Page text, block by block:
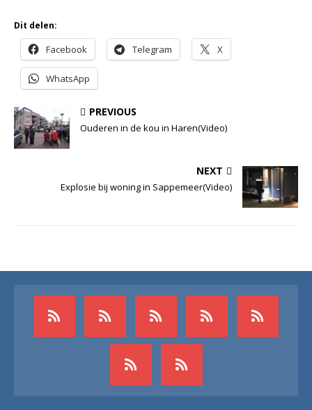
Dit delen:
Facebook Telegram X
WhatsApp
PREVIOUS
Ouderen in de kou in Haren(Video)
NEXT
Explosie bij woning in Sappemeer(Video)